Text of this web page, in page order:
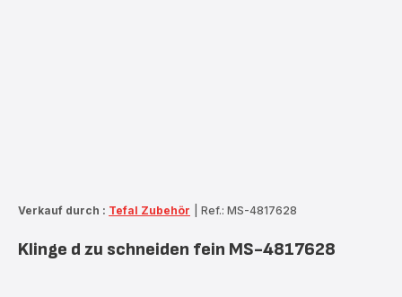
Verkauf durch : Tefal Zubehör Ref.: MS-4817628
Klinge d zu schneiden fein MS-4817628